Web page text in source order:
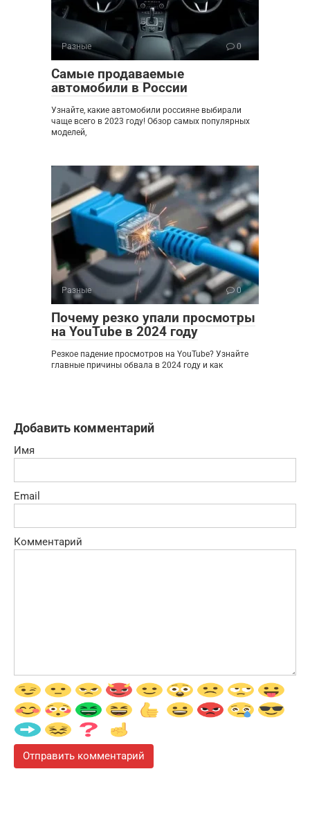
Разные 0
Самые продаваемые
автомобили в России
Узнайте, какие автомобили россияне выбирали
чаще всего в 2023 году! Обзор самых популярных
моделей,
Разные 0
Почему резко упали просмотры
на YouTube в 2024 году
Резкое падение просмотров на YouTube? Узнайте
главные причины обвала в 2024 году и как
Добавить комментарий
Имя
Email
Комментарий